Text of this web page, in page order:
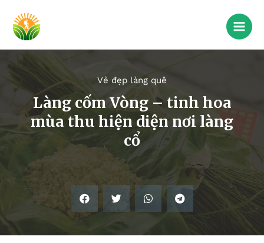
Vẻ đẹp làng quê
Làng cốm Vòng – tinh hoa
mùa thu hiện diện nơi làng
cổ